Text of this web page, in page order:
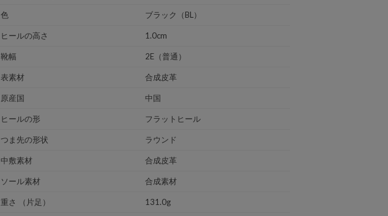
色 ブラック（BL）
ヒールの高さ 1.0cm
靴幅 2E（普通）
表素材 合成皮革
原産国 中国
ヒールの形 フラットヒール
つま先の形状 ラウンド
中敷素材 合成皮革
ソール素材 合成素材
重さ （片足） 131.0g